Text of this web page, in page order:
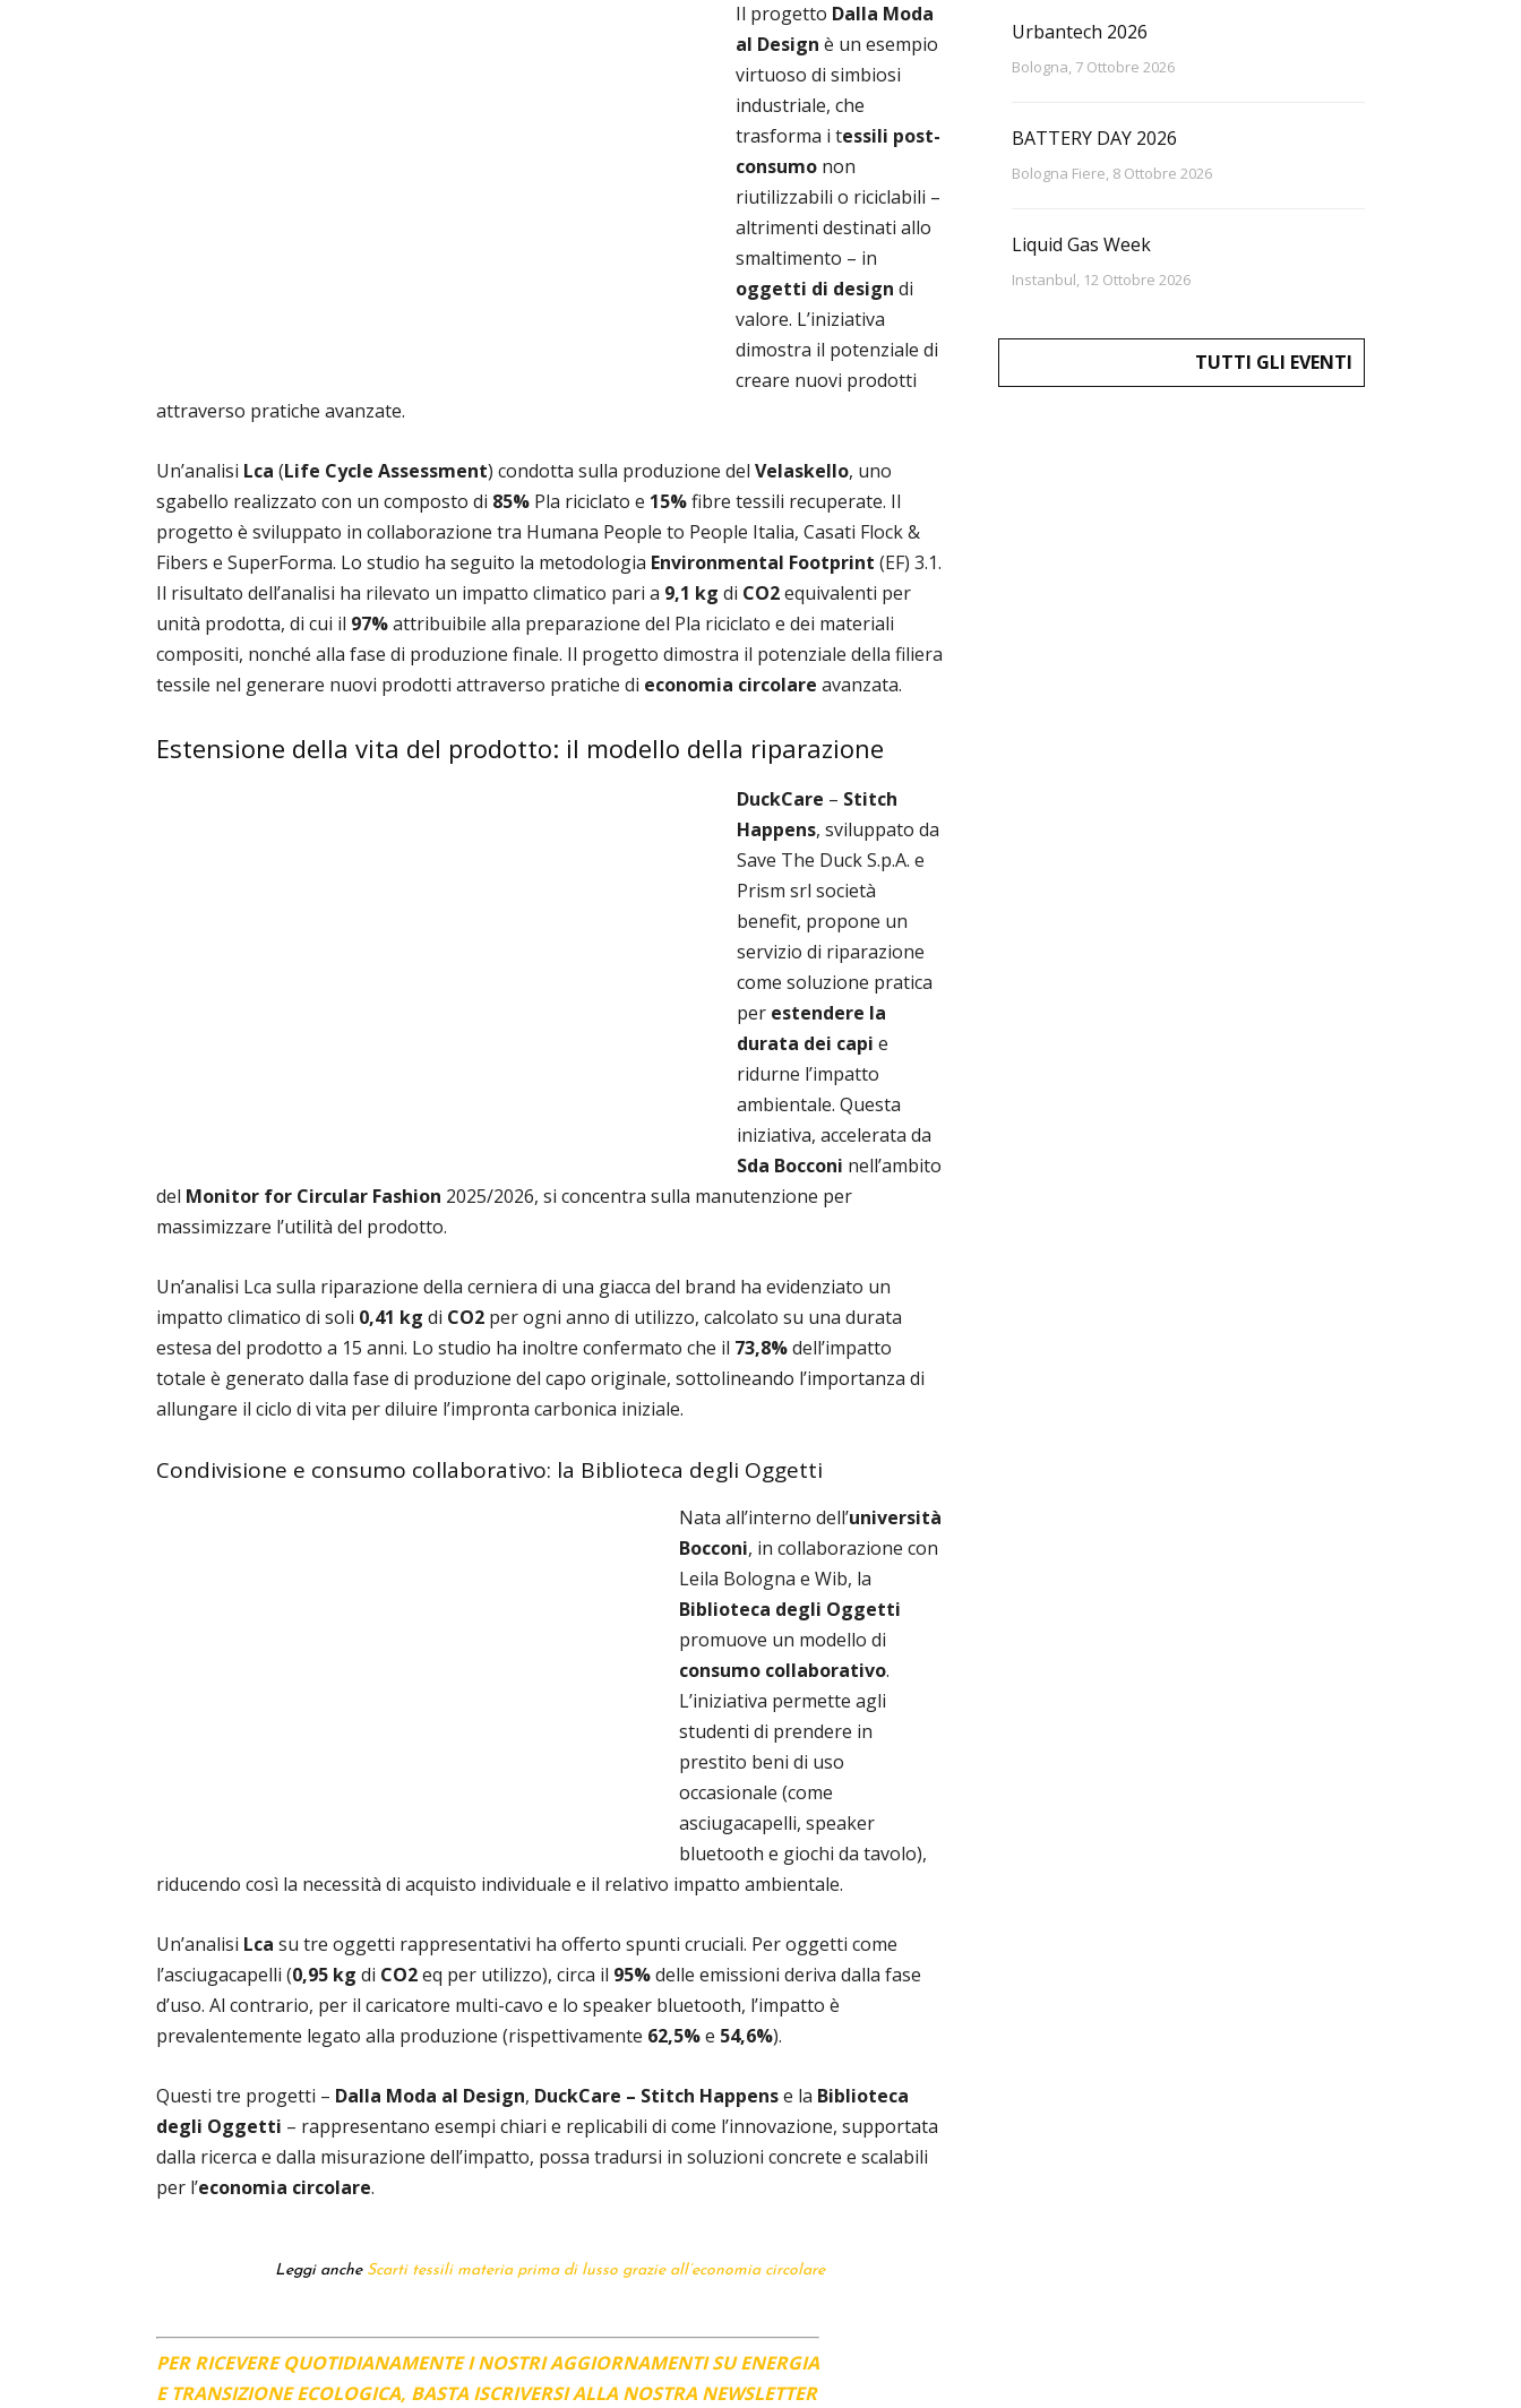
Il progetto Dalla Moda
al Design è un esempio
virtuoso di simbiosi
industriale, che
trasforma i tessili post-
consumo non
riutilizzabili o riciclabili –
altrimenti destinati allo
smaltimento – in
oggetti di design di
valore. L’iniziativa
dimostra il potenziale di
creare nuovi prodotti
attraverso pratiche avanzate.
Un’analisi Lca (Life Cycle Assessment) condotta sulla produzione del Velaskello, uno
sgabello realizzato con un composto di 85% Pla riciclato e 15%fibre tessili recuperate. Il
progetto è sviluppato in collaborazione tra Humana People to People Italia, Casati Flock &
Fibers e SuperForma. Lo studio ha seguito la metodologia Environmental Footprint (EF) 3.1.
Il risultato dell’analisi ha rilevato un impatto climatico pari a 9,1 kg di CO2equivalenti per
unità prodotta, di cui il 97%attribuibile alla preparazione del Pla riciclato e dei materiali
compositi, nonché alla fase di produzione finale. Il progetto dimostra il potenziale della filiera
tessile nel generare nuovi prodotti attraverso pratiche di economia circolare avanzata.
Estensione della vita del prodotto: il modello della riparazione
DuckCare – Stitch
Happens, sviluppato da
Save The Duck S.p.A. e
Prism srl società
benefit, propone un
servizio di riparazione
come soluzione pratica
per estendere la
durata dei capi e
ridurne l’impatto
ambientale. Questa
iniziativa, accelerata da
Sda Bocconi nell’ambito
del Monitor for Circular Fashion 2025/2026, si concentra sulla manutenzione per
massimizzare l’utilità del prodotto.
Un’analisi Lca sulla riparazione della cerniera di una giacca del brand ha evidenziato un
impatto climatico di soli 0,41 kg di CO2 per ogni anno di utilizzo, calcolato su una durata
estesa del prodotto a 15 anni. Lo studio ha inoltre confermato che il 73,8%dell’impatto
totale è generato dalla fase di produzione del capo originale, sottolineando l’importanza di
allungare il ciclo di vita per diluire l’impronta carbonica iniziale.
Condivisione e consumo collaborativo: la Biblioteca degli Oggetti
Nata all’interno dell’università
Bocconi, in collaborazione con
Leila Bologna e Wib, la
Biblioteca degli Oggetti
promuove un modello di
consumo collaborativo.
L’iniziativa permette agli
studenti di prendere in
prestito beni di uso
occasionale (come
asciugacapelli, speaker
bluetooth e giochi da tavolo),
riducendo così la necessità di acquisto individuale e il relativo impatto ambientale.
Un’analisi Lca su tre oggetti rappresentativi ha offerto spunti cruciali. Per oggetti come
l’asciugacapelli (0,95 kg di CO2eq per utilizzo), circa il 95%delle emissioni deriva dalla fase
d’uso. Al contrario, per il caricatore multi-cavo e lo speaker bluetooth, l’impatto è
prevalentemente legato alla produzione (rispettivamente 62,5%e 54,6%).
Questi tre progetti – Dalla Moda al Design, DuckCare – Stitch Happense la Biblioteca
degli Oggetti – rappresentano esempi chiari e replicabili di come l’innovazione, supportata
dalla ricerca e dalla misurazione dell’impatto, possa tradursi in soluzioni concrete e scalabili
per l’economia circolare.
Leggi anche Scarti tessili materia prima di lusso grazie all’economia circolare
PER RICEVERE QUOTIDIANAMENTE I NOSTRI AGGIORNAMENTI SU ENERGIA
E TRANSIZIONE ECOLOGICA, BASTA ISCRIVERSI ALLA NOSTRA NEWSLETTER
Urbantech 2026
Bologna, 7 Ottobre 2026
BATTERY DAY 2026
Bologna Fiere, 8 Ottobre 2026
Liquid Gas Week
Instanbul, 12 Ottobre 2026
TUTTI GLI EVENTI